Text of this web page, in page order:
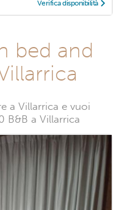
Verifica disponibilità
bed and
a Villarrica e vuoi
B&B a Villarrica